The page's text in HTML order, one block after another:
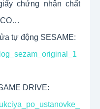
chứng nhận chất
CO…
tự động SESAME:
DRIVE: